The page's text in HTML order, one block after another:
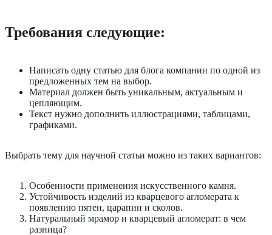
Требования следующие:
Написать одну статью для блога компании по одной из
предложенных тем на выбор.
Материал должен быть уникальным, актуальным и
цепляющим.
Текст нужно дополнить иллюстрациями, таблицами,
графиками.
Выбрать тему для научной статьи можно из таких вариантов:
Особенности применения искусственного камня.
Устойчивость изделий из кварцевого агломерата к
появлению пятен, царапин и сколов.
Натуральный мрамор и кварцевый агломерат: в чем
разница?